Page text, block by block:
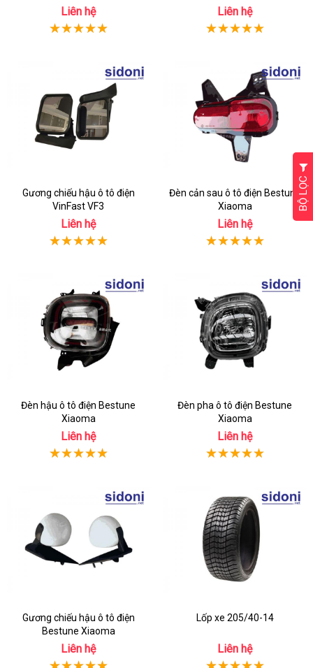
Liên hệ Liên hệ
Gương chiếu hậu ô tô điện
VinFast VF3
Liên hệ
Đèn cản sau ô tô điện Bestune
Xiaoma
Liên hệ
Đèn hậu ô tô điện Bestune
Xiaoma
Liên hệ
Đèn pha ô tô điện Bestune
Xiaoma
Liên hệ
Gương chiếu hậu ô tô điện
Bestune Xiaoma
Liên hệ
Lốp xe 205/40-14
Liên hệ
BỘ LỌC